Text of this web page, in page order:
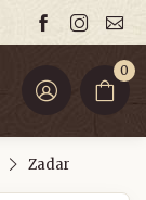
0
Zadar